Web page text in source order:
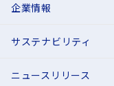
企業情報
サステナビリティ
ニュースリリース